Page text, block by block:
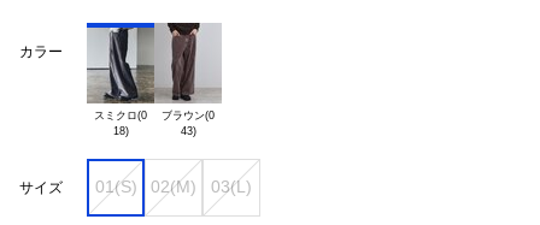
カラー
スミクロ(0
18)
ブラウン(0
43)
サイズ 01(S) 02(M) 03(L)